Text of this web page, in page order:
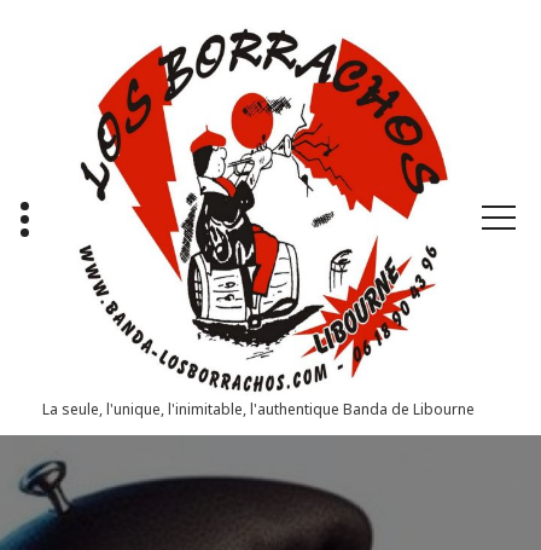
La seule, l'unique, l'inimitable, l'authentique Banda de Libourne